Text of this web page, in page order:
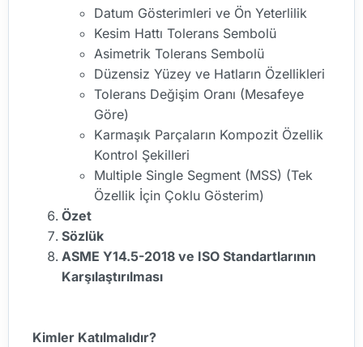
Datum Gösterimleri ve Ön Yeterlilik
Kesim Hattı Tolerans Sembolü
Asimetrik Tolerans Sembolü
Düzensiz Yüzey ve Hatların Özellikleri
Tolerans Değişim Oranı (Mesafeye
Göre)
Karmaşık Parçaların Kompozit Özellik
Kontrol Şekilleri
Multiple Single Segment (MSS) (Tek
Özellik İçin Çoklu Gösterim)
Özet
Sözlük
ASME Y14.5-2018 ve ISO Standartlarının
Karşılaştırılması
Kimler Katılmalıdır?